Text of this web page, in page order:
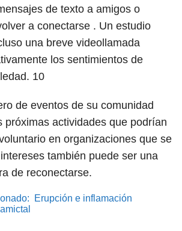
de texto a amigos o
a conectarse . Un estudio
una breve videollamada
los sentimientos de
10
de eventos de su comunidad
próximas actividades que podrían
en organizaciones que se
también puede ser una
de reconectarse.
Erupción e inflamación